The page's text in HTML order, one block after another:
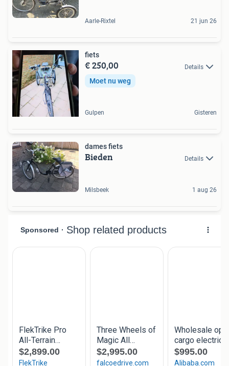
Aarle-Rixtel 21 jun 26
fiets
€ 250,00 Details
Moet nu weg
Gulpen Gisteren
dames fiets
Bieden Details
Milsbeek 1 aug 26